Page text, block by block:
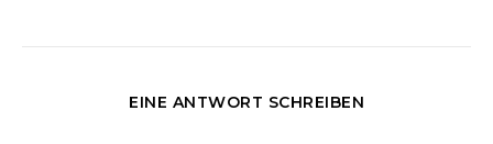
EINE ANTWORT SCHREIBEN